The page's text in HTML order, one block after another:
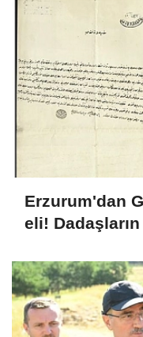
Erzurum'dan
eli!